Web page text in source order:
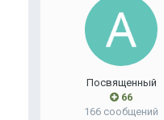
Посвященный
66
166 сообщений